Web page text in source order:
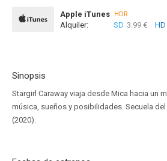
Apple iTunes HDR
Alquiler: SD 3.99 € HD
Sinopsis
Stargirl Caraway viaja desde Mica hacia un
música, sueños y posibilidades. Secuela
(2020).